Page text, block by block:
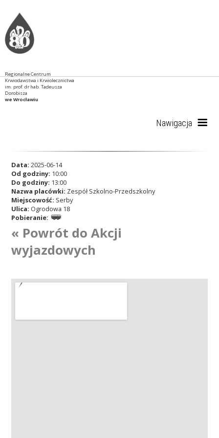
Regionalne Centrum
Krwiodawstwa i Krwiolecznictwa
im. prof. dr hab. Tadeusza
Dorobisza
we Wrocławiu
Nawigacja
RCKiK
Akcje wyjazdowe
Krwiodawcy
Szpitale
Data: 2025-06-14
Od godziny: 10:00
Do godziny: 13:00
Nazwa placówki: Zespół Szkolno-Przedszkolny
Miejscowość: Serby
Ulica: Ogrodowa 18
Pobieranie:
« Powrót do Akcji
wyjazdowych